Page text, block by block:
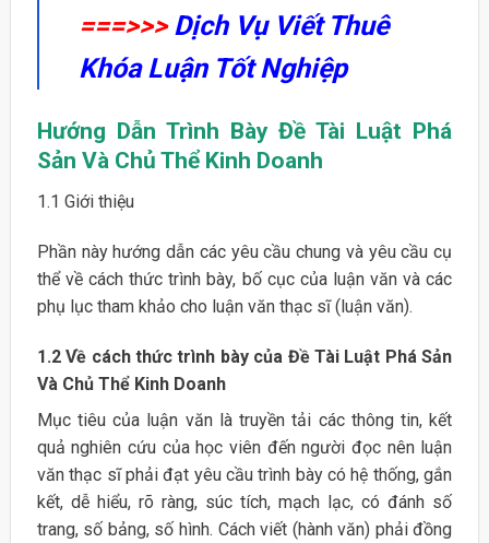
===>>>Dịch Vụ Viết Thuê
Khóa Luận Tốt Nghiệp
Hướng Dẫn Trình Bày Đề Tài Luật Phá
Sản Và Chủ Thể Kinh Doanh
1.1 Giới thiệu
Phần này hướng dẫn các yêu cầu chung và yêu cầu cụ
thể về cách thức trình bày, bố cục của luận văn và các
phụ lục tham khảo cho luận văn thạc sĩ (luận văn).
1.2 Về cách thức trình bày của Đề Tài Luật Phá Sản
Và Chủ Thể Kinh Doanh
Mục tiêu của luận văn là truyền tải các thông tin, kết
quả nghiên cứu của học viên đến người đọc nên luận
văn thạc sĩ phải đạt yêu cầu trình bày có hệ thống, gắn
kết, dễ hiểu, rõ ràng, súc tích, mạch lạc, có đánh số
trang, số bảng, số hình. Cách viết (hành văn) phải đồng